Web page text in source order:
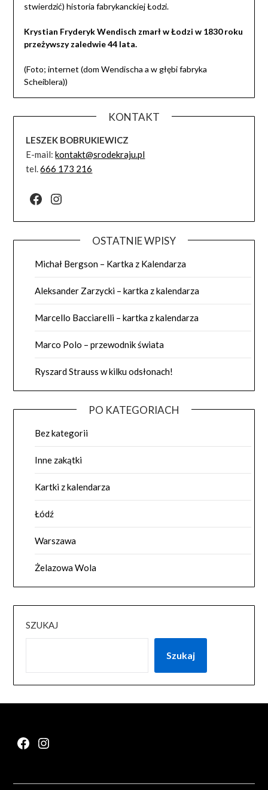
stwierdzić) historia fabrykanckiej Łodzi.
Krystian Fryderyk Wendisch zmarł w Łodzi w 1830 roku
przeżywszy zaledwie 44 lata.
(Foto; internet (dom Wendischa a w głębi fabryka
Scheiblera))
KONTAKT
LESZEK BOBRUKIEWICZ
E-mail:kontakt@srodekraju.pl
tel.666 173 216
Facebook
Instagram
OSTATNIE WPISY
Michał Bergson – Kartka z Kalendarza
Aleksander Zarzycki – kartka z kalendarza
Marcello Bacciarelli – kartka z kalendarza
Marco Polo – przewodnik świata
Ryszard Strauss w kilku odsłonach!
PO KATEGORIACH
Bez kategorii
Inne zakątki
Kartki z kalendarza
Łódź
Warszawa
Żelazowa Wola
SZUKAJ
Szukaj
Facebook
Instagram